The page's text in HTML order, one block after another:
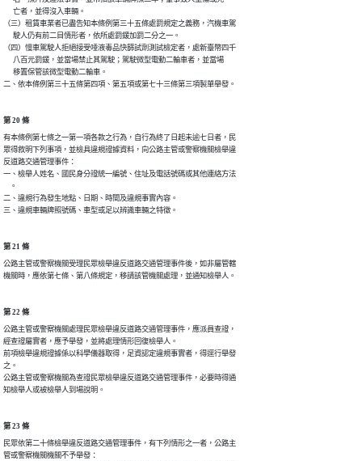
      亡者，並得沒入車輛。
（三）租賃車業者已盡告知本條例第三十五條處罰規定之義務，汽機車駕
      駛人仍有前二目情形者，依所處罰鍰加罰二分之一。
（四）慢車駕駛人拒絕接受唾液毒品快篩試劑測試檢定者，處新臺幣四千
      八百元罰鍰，並當場禁止其駕駛；駕駛微型電動二輪車者，並當場
      移置保管該微型電動二輪車。
二、依本條例第三十五條第四項、第五項或第七十三條第三項製單舉發。
第 20 條
有本條例第七條之一第一項各款之行為，自行為終了日起未逾七日者，民
眾得敘明下列事項，並檢具違規證據資料，向公路主管或警察機關檢舉違
反道路交通管理事件：
一、檢舉人姓名、國民身分證統一編號、住址及電話號碼或其他連絡方法
    。
二、違規行為發生地點、日期、時間及違規事實內容。
三、違規車輛牌照號碼、車型或足以辨識車輛之特徵。
第 21 條
公路主管或警察機關受理民眾檢舉違反道路交通管理事件後，如非屬管轄
機關時，應依第七條、第八條規定，移請該管機關處理，並通知檢舉人。
第 22 條
公路主管或警察機關處理民眾檢舉違反道路交通管理事件，應派員查證，
經查證屬實者，應予舉發，並將處理情形回復檢舉人。
前項檢舉違規證據係以科學儀器取得，足資認定違規事實者，得逕行舉發
之。
公路主管或警察機關為查證民眾檢舉違反道路交通管理事件，必要時得通
知檢舉人或被檢舉人到場說明。
第 23 條
民眾依第二十條檢舉違反道路交通管理事件，有下列情形之一者，公路主
管或警察機關機關不予舉發：